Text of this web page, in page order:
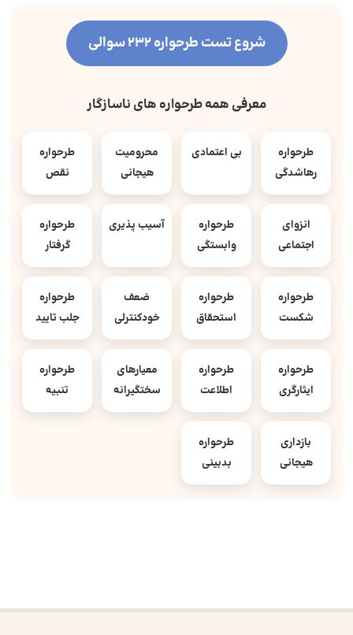
شروع تست طرحواره 232 سوالی
معرفی همه طرحواره های ناسازگار
طرحواره
رهاشدگی
بی اعتمادی
محرومیت
هیجانی
طرحواره
نقص
انزوای
اجتماعی
طرحواره
وابستگی
آسیب پذیری
طرحواره
گرفتار
طرحواره
شکست
طرحواره
استحقاق
ضعف
خودکنترلی
طرحواره
جلب تایید
طرحواره
ایثارگری
طرحواره
اطلاعت
معیارهای
سختگیرانه
طرحواره
تنبیه
بازداری
هیجانی
طرحواره
بدبینی